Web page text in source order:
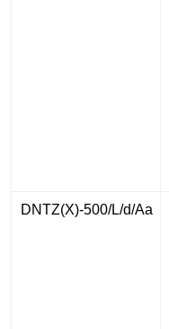
DNTZ(X)-500/L/d/Aa